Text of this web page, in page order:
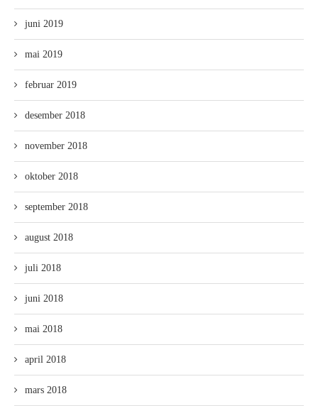
juni 2019
mai 2019
februar 2019
desember 2018
november 2018
oktober 2018
september 2018
august 2018
juli 2018
juni 2018
mai 2018
april 2018
mars 2018